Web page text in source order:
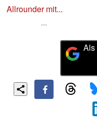
Allrounder mit...
...
Als